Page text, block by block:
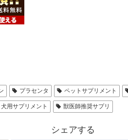
プラセンタ ペットサプリメント
犬用サプリメント 獣医師推奨サプリ
シェアする